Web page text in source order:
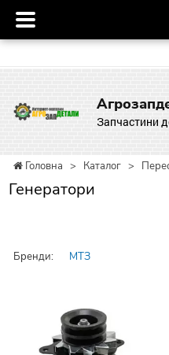
Запчастини
Головна > Каталог >
Генератори
Бренди: МТЗ